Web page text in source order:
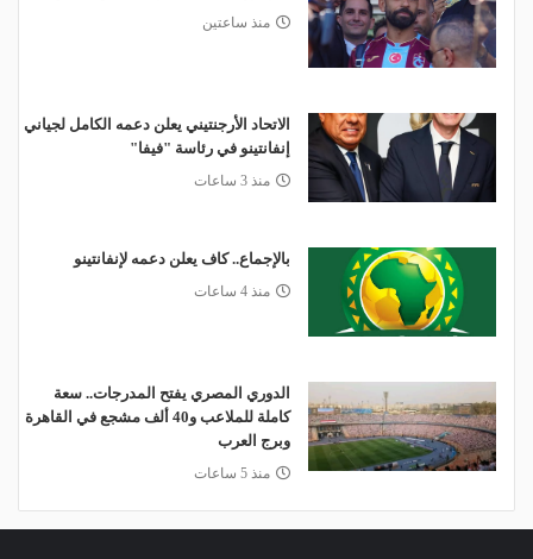
منذ ساعتين
الاتحاد الأرجنتيني يعلن دعمه الكامل لجياني
إنفانتينو في رئاسة "فيفا"
منذ 3 ساعات
بالإجماع.. كاف يعلن دعمه لإنفانتينو
منذ 4 ساعات
الدوري المصري يفتح المدرجات.. سعة
كاملة للملاعب و40 ألف مشجع في القاهرة
وبرج العرب
منذ 5 ساعات